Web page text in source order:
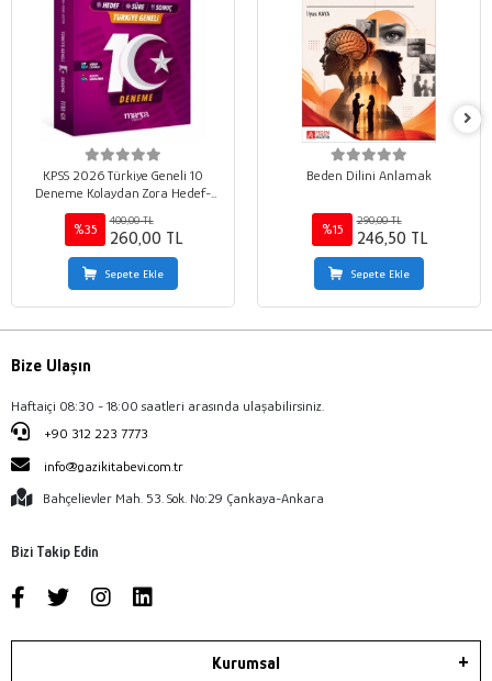
KPSS 2026 Türkiye Geneli 10
Deneme Kolaydan Zora Hedef-
Süre-Sonuç
%35
400,00 TL
260,00 TL
Sepete Ekle
Beden Dilini Anlamak
%15
290,00 TL
246,50 TL
Sepete Ekle
Bize Ulaşın
Haftaiçi 08:30 - 18:00 saatleri arasında ulaşabilirsiniz.
+90 312 223 7773
info@gazikitabevi.com.tr
Bahçelievler Mah. 53. Sok. No:29 Çankaya-Ankara
Bizi Takip Edin
Kurumsal